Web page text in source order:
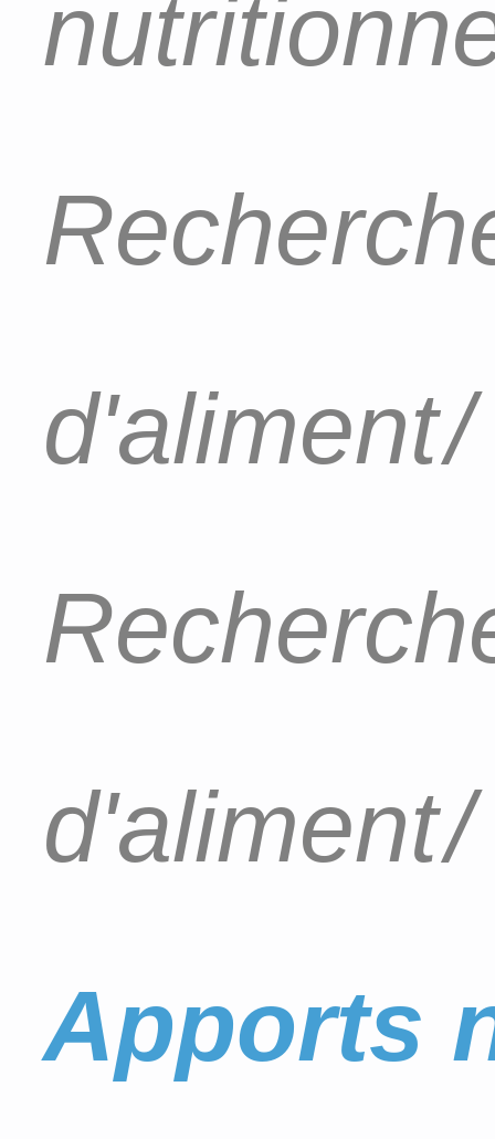
d'aliment
d'aliment
Apports